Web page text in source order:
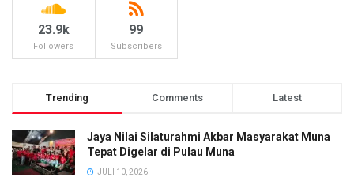
23.9k
Followers
99
Subscribers
Trending Comments Latest
Jaya Nilai Silaturahmi Akbar Masyarakat Muna
Tepat Digelar di Pulau Muna
JULI 10, 2026